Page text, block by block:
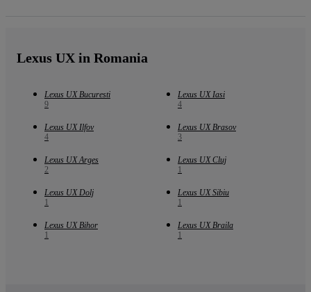
Lexus UX in Romania
Lexus UX Bucuresti
9
Lexus UX Iasi
4
Lexus UX Ilfov
4
Lexus UX Brasov
3
Lexus UX Arges
2
Lexus UX Cluj
1
Lexus UX Dolj
1
Lexus UX Sibiu
1
Lexus UX Bihor
1
Lexus UX Braila
1